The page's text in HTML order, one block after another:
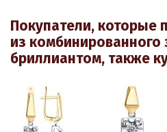
Покупатели, которые
из комбинированного
бриллиантом, также